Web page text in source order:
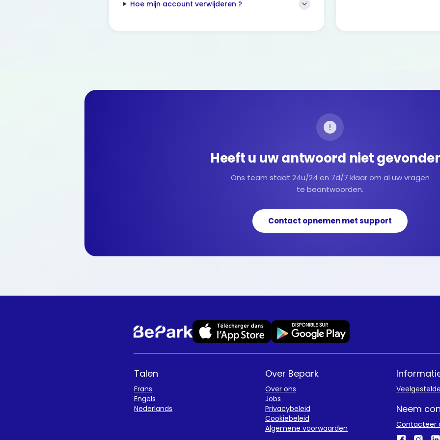
Hoe mijn account verwijderen ?
Heeft u uw antwoord niet
Ons team staat 24u/24 en 7d/7 klaar om al uw vragen
te beantwoorden.
Contact opnemen met support
Talen
Frans
Engels
Nederlands
Over Bepark
Over ons
Jobs
Privacybeleid
Cookiebeleid
Algemene voorwaarden
Neem
Contacteer